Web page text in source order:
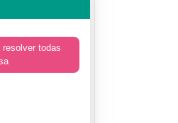
todas